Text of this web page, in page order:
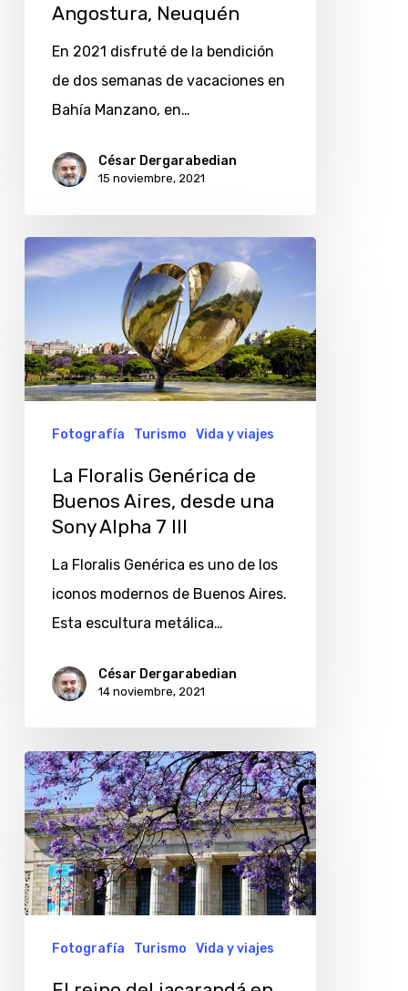
Angostura,
Neuquén
Angostura, Neuquén
En 2021 disfruté de la bendición
de dos semanas de vacaciones en
Bahía Manzano, en…
César Dergarabedian
15 noviembre, 2021
Floralis
de
Buenos
Aires,
desde
Sony
Alpha
Fotografía Turismo Vida y viajes
La Floralis Genérica de
Buenos Aires, desde una
Sony Alpha 7 III
La Floralis Genérica es uno de los
iconos modernos de Buenos Aires.
Esta escultura metálica…
César Dergarabedian
14 noviembre, 2021
El
reino
del
jacarandá
en
Recoleta,
Buenos
Fotografía Turismo Vida y viajes